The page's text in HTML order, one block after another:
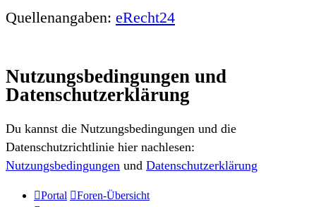
Quellenangaben: eRecht24
Nutzungsbedingungen und
Datenschutzerklärung
Du kannst die Nutzungsbedingungen und die
Datenschutzrichtlinie hier nachlesen:
Nutzungsbedingungen und Datenschutzerklärung
Portal Foren-Übersicht